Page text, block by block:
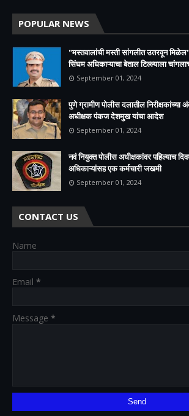
POPULAR NEWS
"मस्तवालांची मस्ती सांगलीत उतरवून
सिंघम अधिकाऱ्याचा बेताल टिल्ल्याला
September 01, 2024
पुणे ग्रामीण पोलीस दलातील निरीक्षकांच्या
अधीक्षक पंकज देशमुख यांचा आदेश
September 01, 2024
नवं नियुक्त पोलीस अधीक्षकांवर पहिल्याच
अधिकाऱ्यांसह एक कर्मचारी जखमी
September 01, 2024
CONTACT US
Name
Email *
Message *